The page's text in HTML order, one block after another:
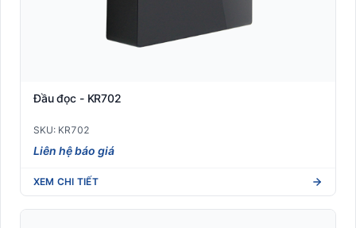
Đầu đọc - KR702
SKU: KR702
Liên hệ báo giá
XEM CHI TIẾT